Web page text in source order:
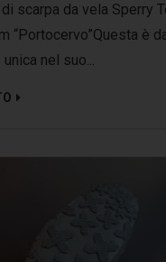
scarpa da vela Sperry
“Portocervo”Questa è
nel suo...